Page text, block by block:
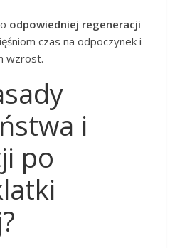
odpowiedniej regeneracji
czas na odpoczynek i
wzrost.
i
po